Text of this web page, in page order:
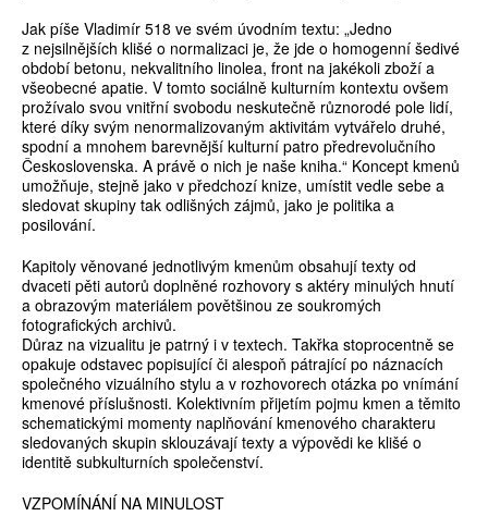
Jak píše Vladimír 518 ve svém úvodním textu: „Jedno
z nejsilnějších klišé o normalizaci je, že jde o homogenní šedivé
období betonu, nekvalitního linolea, front na jakékoli zboží a
všeobecné apatie. V tomto sociálně kulturním kontextu ovšem
prožívalo svou vnitřní svobodu neskutečně různorodé pole lidí,
které díky svým nenormalizovaným aktivitám vytvářelo druhé,
spodní a mnohem barevnější kulturní patro předrevolučního
Československa. A právě o nich je naše kniha.“ Koncept kmenů
umožňuje, stejně jako v předchozí knize, umístit vedle sebe a
sledovat skupiny tak odlišných zájmů, jako je politika a
posilování.
Kapitoly věnované jednotlivým kmenům obsahují texty od
dvaceti pěti autorů doplněné rozhovory s aktéry minulých hnutí
a obrazovým materiálem povětšinou ze soukromých
fotografických archivů.
Důraz na vizualitu je patrný i v textech. Takřka stoprocentně se
opakuje odstavec popisující či alespoň pátrající po náznacích
společného vizuálního stylu a v rozhovorech otázka po vnímání
kmenové příslušnosti. Kolektivním přijetím pojmu kmen a těmito
schematickými momenty naplňování kmenového charakteru
sledovaných skupin sklouzávají texty a výpovědi ke klišé o
identitě subkulturních společenství.
VZPOMÍNÁNÍ NA MINULOST